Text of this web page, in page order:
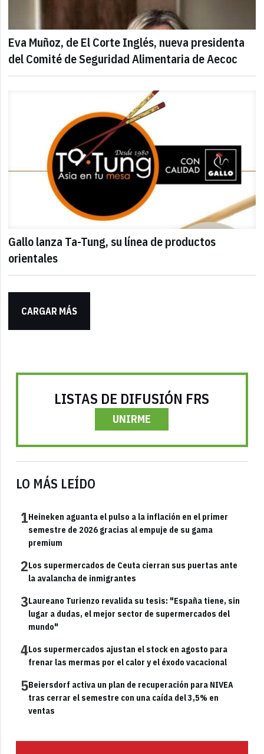
Eva Muñoz, de El Corte Inglés, nueva presidenta
del Comité de Seguridad Alimentaria de Aecoc
Gallo lanza Ta-Tung, su línea de productos
orientales
CARGAR MÁS
LISTAS DE DIFUSIÓN FRS
UNIRME
LO MÁS LEÍDO
1Heineken aguanta el pulso a la inflación en el primer
semestre de 2026 gracias al empuje de su gama
premium
2Los supermercados de Ceuta cierran sus puertas ante
la avalancha de inmigrantes
3Laureano Turienzo revalida su tesis: "España tiene, sin
lugar a dudas, el mejor sector de supermercados del
mundo"
4Los supermercados ajustan el stock en agosto para
frenar las mermas por el calor y el éxodo vacacional
5Beiersdorf activa un plan de recuperación para NIVEA
tras cerrar el semestre con una caída del 3,5% en
ventas